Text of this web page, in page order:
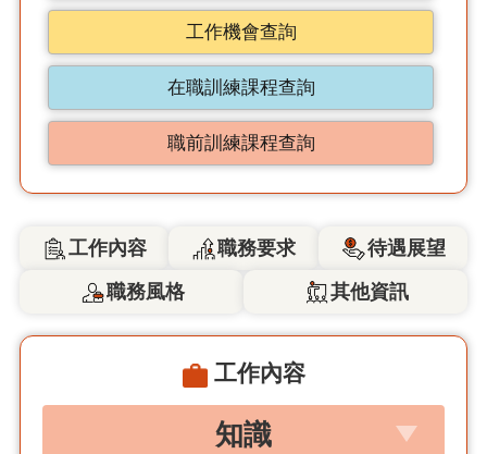
工作機會查詢
在職訓練課程查詢
職前訓練課程查詢
工作內容 職務要求
待遇展望
職務風格
其他資訊
工作內容
知識